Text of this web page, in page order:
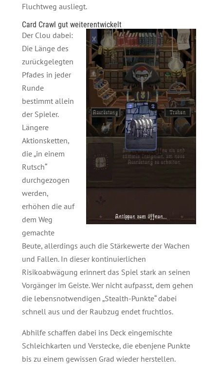
Fluchtweg ausliegt.
Card Crawl gut weiterentwickelt
Der Clou dabei:
Die Länge des
zurückgelegten
Pfades in jeder
Runde
bestimmt allein
der Spieler.
Längere
Aktionsketten,
die „in einem
Rutsch“
durchgezogen
werden,
erhöhen die auf
dem Weg
gemachte
Beute, allerdings auch die Stärkewerte der Wachen
und Fallen. In dieser kontinuierlichen
Risikoabwägung erinnert das Spiel stark an seinen
Vorgänger im Geiste. Wer nicht aufpasst, dem gehen
die lebensnotwendigen „Stealth-Punkte“ dabei
schnell aus und der Raubzug endet fruchtlos.
Abhilfe schaffen dabei ins Deck eingemischte
Schleichkarten und Verstecke, die ebenjene Punkte
bis zu einem gewissen Grad wieder herstellen.